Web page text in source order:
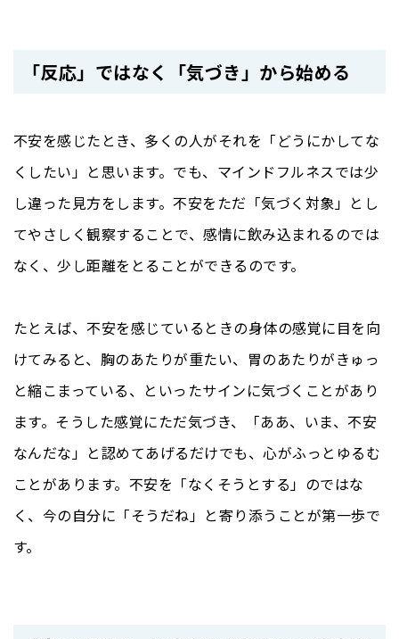
「反応」ではなく「気づき」から始める
不安を感じたとき、多くの人がそれを「どうにかしてな
くしたい」と思います。でも、マインドフルネスでは少
し違った見方をします。不安をただ「気づく対象」とし
てやさしく観察することで、感情に飲み込まれるのでは
なく、少し距離をとることができるのです。
たとえば、不安を感じているときの身体の感覚に目を向
けてみると、胸のあたりが重たい、胃のあたりがきゅっ
と縮こまっている、といったサインに気づくことがあり
ます。そうした感覚にただ気づき、「ああ、いま、不安
なんだな」と認めてあげるだけでも、心がふっとゆるむ
ことがあります。不安を「なくそうとする」のではな
く、今の自分に「そうだね」と寄り添うことが第一歩で
す。